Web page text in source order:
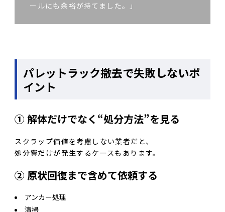
ールにも余裕が持てました。」
パレットラック撤去で失敗しないポ
イント
① 解体だけでなく“処分方法”を見る
スクラップ価値を考慮しない業者だと、
処分費だけが発生するケースもあります。
② 原状回復まで含めて依頼する
アンカー処理
清掃